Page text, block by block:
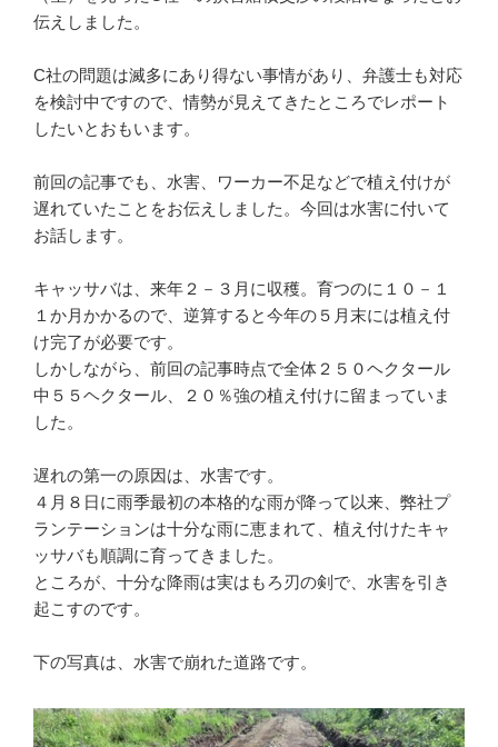
伝えしました。
C社の問題は滅多にあり得ない事情があり、弁護士も対応
を検討中ですので、情勢が見えてきたところでレポート
したいとおもいます。
前回の記事でも、水害、ワーカー不足などで植え付けが
遅れていたことをお伝えしました。今回は水害に付いて
お話します。
キャッサバは、来年２－３月に収穫。育つのに１０－１
１か月かかるので、逆算すると今年の５月末には植え付
け完了が必要です。
しかしながら、前回の記事時点で全体２５０ヘクタール
中５５ヘクタール、２０％強の植え付けに留まっていま
した。
遅れの第一の原因は、水害です。
４月８日に雨季最初の本格的な雨が降って以来、弊社プ
ランテーションは十分な雨に恵まれて、植え付けたキャ
ッサバも順調に育ってきました。
ところが、十分な降雨は実はもろ刃の剣で、水害を引き
起こすのです。
下の写真は、水害で崩れた道路です。